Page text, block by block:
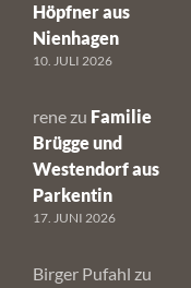
Höpfner aus
Nienhagen
10. JULI 2026
rene zu Familie
Brügge und
Westendorf aus
Parkentin
17. JUNI 2026
Birger Pufahl zu